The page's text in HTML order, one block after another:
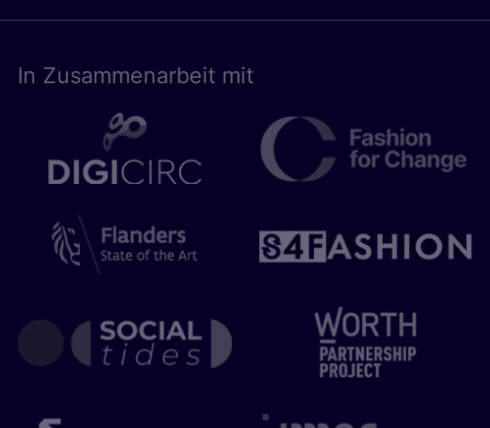
In Zusam­men­ar­beit mit